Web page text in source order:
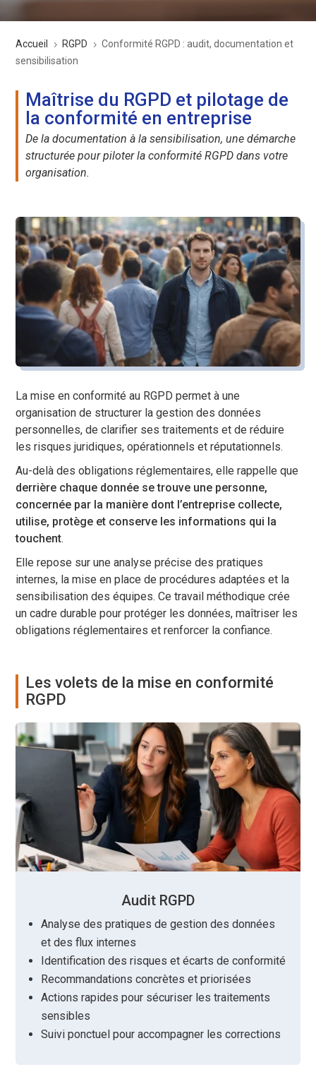
Accueil 5 RGPD 5 Conformité RGPD : audit, documentation et
sensibilisation
Maîtrise du RGPD et pilotage de
la conformité en entreprise
De la documentation à la sensibilisation, une démarche
structurée pour piloter la conformité RGPD dans votre
organisation.
La mise en conformité au RGPD permet à une
organisation de structurer la gestion des données
personnelles, de clarifier ses traitements et de réduire
les risques juridiques, opérationnels et réputationnels.
Au-delà des obligations réglementaires, elle rappelle que
derrière chaque donnée se trouve une personne,
concernée par la manière dont l’entreprise collecte,
utilise, protège et conserve les informations qui la
touchent.
Elle repose sur une analyse précise des pratiques
internes, la mise en place de procédures adaptées et la
sensibilisation des équipes. Ce travail méthodique crée
un cadre durable pour protéger les données, maîtriser les
obligations réglementaires et renforcer la confiance.
Les volets de la mise en conformité
RGPD
Audit RGPD
Analyse des pratiques de gestion des données
et des flux internes
Identification des risques et écarts de conformité
Recommandations concrètes et priorisées
Actions rapides pour sécuriser les traitements
sensibles
Suivi ponctuel pour accompagner les corrections